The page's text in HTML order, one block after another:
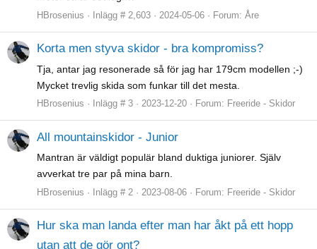
HBrosenius Inlägg # 2,603 2024-05-06 Forum: Åre
Korta men styva skidor - bra kompromiss?
Tja, antar jag resonerade så för jag har 179cm modellen ;-)
Mycket trevlig skida som funkar till det mesta.
HBrosenius Inlägg # 3 2023-12-20 Forum: Freeride - Skidor
All mountainskidor - Junior
Mantran är väldigt populär bland duktiga juniorer. Själv
avverkat tre par på mina barn.
HBrosenius Inlägg # 2 2023-08-06 Forum: Freeride - Skidor
Hur ska man landa efter man har åkt på ett hopp
utan att de gör ont?